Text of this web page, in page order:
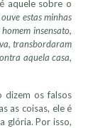
aquele sobre o
estas minhas
insensato,
transbordaram
aquela casa,
dizem os falsos
as coisas, ele é
glória. Por isso,